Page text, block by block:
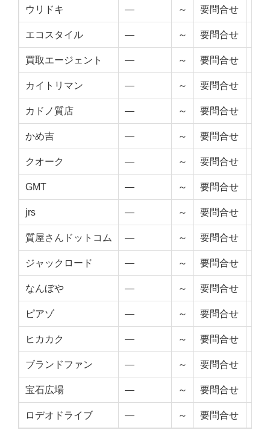
ウリドキ — ～ 要問合せ
エコスタイル — ～ 要問合せ
買取エージェント — ～ 要問合せ
カイトリマン — ～ 要問合せ
カドノ質店 — ～ 要問合せ
かめ吉 — ～ 要問合せ
クオーク — ～ 要問合せ
GMT — ～ 要問合せ
jrs — ～ 要問合せ
質屋さんドットコム — ～ 要問合せ
ジャックロード — ～ 要問合せ
なんぼや — ～ 要問合せ
ピアゾ — ～ 要問合せ
ヒカカク — ～ 要問合せ
ブランドファン — ～ 要問合せ
宝石広場 — ～ 要問合せ
ロデオドライブ — ～ 要問合せ